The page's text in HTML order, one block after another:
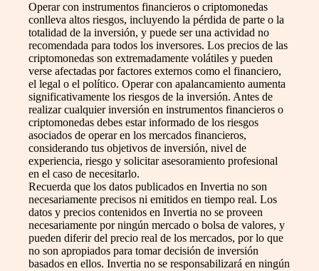
Operar con instrumentos financieros o criptomonedas
conlleva altos riesgos, incluyendo la pérdida de parte o la
totalidad de la inversión, y puede ser una actividad no
recomendada para todos los inversores. Los precios de las
criptomonedas son extremadamente volátiles y pueden
verse afectadas por factores externos como el financiero,
el legal o el político. Operar con apalancamiento aumenta
significativamente los riesgos de la inversión. Antes de
realizar cualquier inversión en instrumentos financieros o
criptomonedas debes estar informado de los riesgos
asociados de operar en los mercados financieros,
considerando tus objetivos de inversión, nivel de
experiencia, riesgo y solicitar asesoramiento profesional
en el caso de necesitarlo.
Recuerda que los datos publicados en Invertia no son
necesariamente precisos ni emitidos en tiempo real. Los
datos y precios contenidos en Invertia no se proveen
necesariamente por ningún mercado o bolsa de valores, y
pueden diferir del precio real de los mercados, por lo que
no son apropiados para tomar decisión de inversión
basados en ellos. Invertia no se responsabilizará en ningún